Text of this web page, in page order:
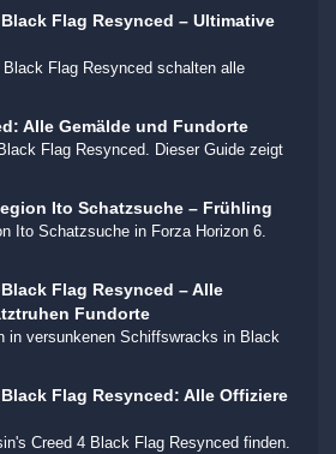
Flag Resynced – Ultimative
Flag Resynced schalten alle
Alle Gemälde und Fundorte
Flag Resynced. Dieser Guide zeigt
Ito Schatzsuche – Frühling
Ito Schatzsuche in Forza Horizon 6.
Flag Resynced – Alle
Fundorte
in versunkenen Schiffswracks in Black
Flag Resynced: Alle Offiziere
Creed 4 Black Flag Resynced finden.